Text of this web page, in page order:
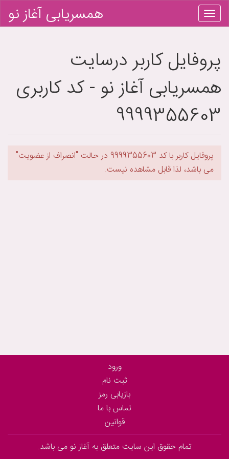
همسریابی آغاز نو
پروفایل کاربر درسایت
همسریابی آغاز نو - کد کاربری
9999355603
پروفایل کاربر با کد 9999355603 در حالت "انصراف از عضویت"
می باشد، لذا قابل مشاهده نیست.
ورود
ثبت نام
بازیابی رمز
تماس با ما
قوانین
تمام حقوق این سایت متعلق به آغاز نو می باشد.